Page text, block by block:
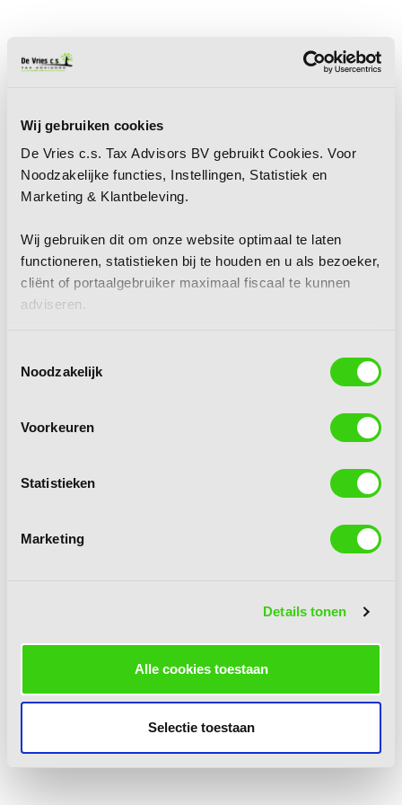
Wij gebruiken cookies
De Vries c.s. Tax Advisors BV gebruikt Cookies. Voor
Noodzakelijke functies, Instellingen, Statistiek en
Marketing & Klantbeleving.
Wij gebruiken dit om onze website optimaal te laten
functioneren, statistieken bij te houden en u als bezoeker,
cliënt of portaalgebruiker maximaal fiscaal te kunnen
adviseren.
Noodzakelijk
Voorkeuren
Statistieken
Marketing
Details tonen
Alle cookies toestaan
Selectie toestaan